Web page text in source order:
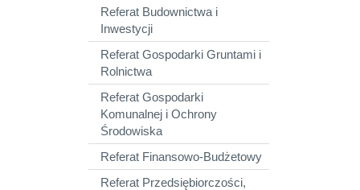
Referat Budownictwa i
Inwestycji
Referat Gospodarki Gruntami i
Rolnictwa
Referat Gospodarki
Komunalnej i Ochrony
Środowiska
Referat Finansowo-Budżetowy
Referat Przedsiębiorczości,